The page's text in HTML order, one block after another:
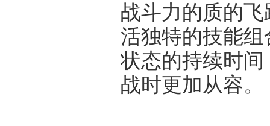
战斗力的质的
活独特的技能
状态的持续时
战时更加从容。